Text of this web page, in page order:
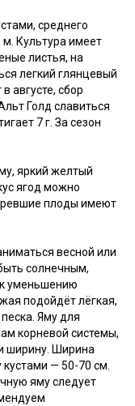
среднего
м. Культура имеет
листья, на
легкий глянцевый
августе, сбор
Голд славиться
7 г. За сезон
яркий желтый
ягод можно
плоды имеют
весной или
солнечным,
уменьшению
подойдёт лёгкая,
Яму для
корневой системы,
ширину. Ширина
— 50-70 см.
яму следует